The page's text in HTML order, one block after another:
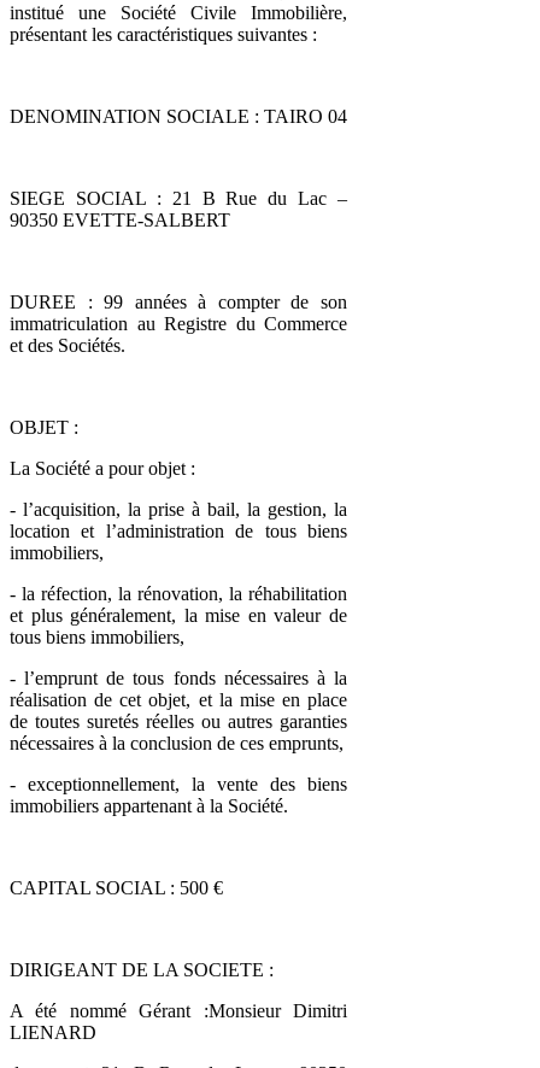
institué une Société Civile Immobilière,
présentant les caractéristiques suivantes :
DENOMINATION SOCIALE : TAIRO 04
SIEGE SOCIAL : 21 B Rue du Lac –
90350 EVETTE-SALBERT
DUREE : 99 années à compter de son
immatriculation au Registre du Commerce
et des Sociétés.
OBJET :
La Société a pour objet :
- l’acquisition, la prise à bail, la gestion, la
location et l’administration de tous biens
immobiliers,
- la réfection, la rénovation, la réhabilitation
et plus généralement, la mise en valeur de
tous biens immobiliers,
- l’emprunt de tous fonds nécessaires à la
réalisation de cet objet, et la mise en place
de toutes suretés réelles ou autres garanties
nécessaires à la conclusion de ces emprunts,
- exceptionnellement, la vente des biens
immobiliers appartenant à la Société.
CAPITAL SOCIAL : 500 €
DIRIGEANT DE LA SOCIETE :
A été nommé Gérant :Monsieur Dimitri
LIENARD